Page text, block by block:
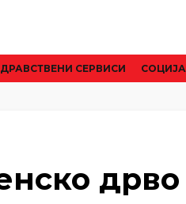
СЕРВИСИ
дрво